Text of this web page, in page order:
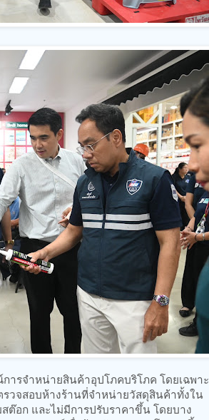
ารจำหน่ายสินค้าอุปโภคบริโภค โดยเฉพาะ
วจสอบห้างร้านที่จำหน่ายวัสดุสินค้าทั้งใน
ต๊อก และไม่มีการปรับราคาขึ้น โดยบาง